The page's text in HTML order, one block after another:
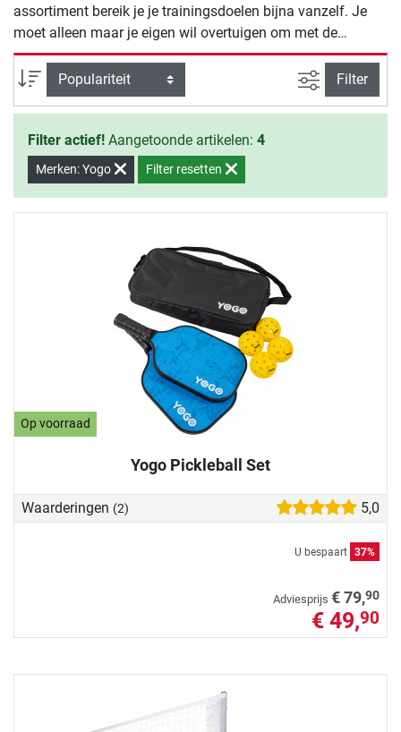
assortiment bereik je je trainingsdoelen bijna vanzelf. Je
moet alleen maar je eigen wil overtuigen om met de
training te beginnen.
Sortering
Zoeken
Filter
Filter actief! Aangetoonde artikelen: 4
Merken: Yogo Filter resetten
Op voorraad
Yogo Pickleball Set
Waarderingen (2) 5,0
U bespaart 37%
Adviesprijs € 79,90
€ 49,90